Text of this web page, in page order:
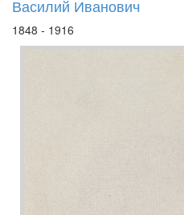
Василий Иванович
1848 - 1916